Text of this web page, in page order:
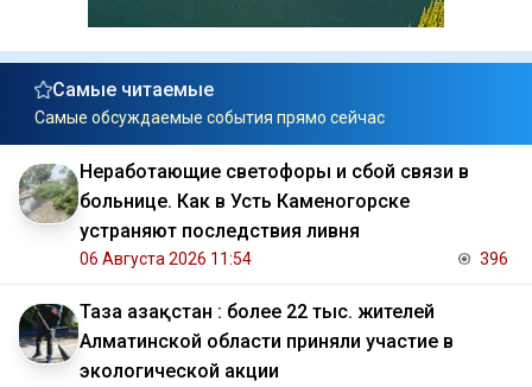
Самые читаемые
Самые обсуждаемые события прямо сейчас
Неработающие светофоры и сбой связи в
больнице. Как в Усть Каменогорске
устраняют последствия ливня
06 Августа 2026 11:54 396
Таза Қазақстан : более 22 тыс. жителей
Алматинской области приняли участие в
экологической акции